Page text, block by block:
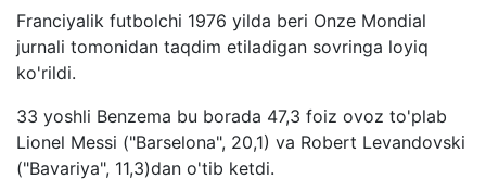
Franciyalik futbolchi 1976 yilda beri Onze Mondial
jurnali tomonidan taqdim etiladigan sovringa loyiq
ko'rildi.
33 yoshli Benzema bu borada 47,3 foiz ovoz to'plab
Lionel Messi ("Barselona", 20,1) va Robert Levandovski
("Bavariya", 11,3)dan o'tib ketdi.